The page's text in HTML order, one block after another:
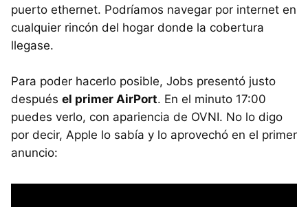
puerto ethernet. Podríamos navegar por internet en
cualquier rincón del hogar donde la cobertura
llegase.
Para poder hacerlo posible, Jobs presentó justo
después el primer AirPort. En el minuto 17:00
puedes verlo, con apariencia de OVNI. No lo digo
por decir, Apple lo sabía y lo aprovechó en el primer
anuncio: